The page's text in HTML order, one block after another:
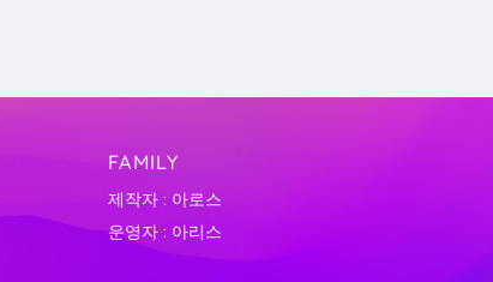
FAMILY
제작자 : 아로스
운영자 : 아리스